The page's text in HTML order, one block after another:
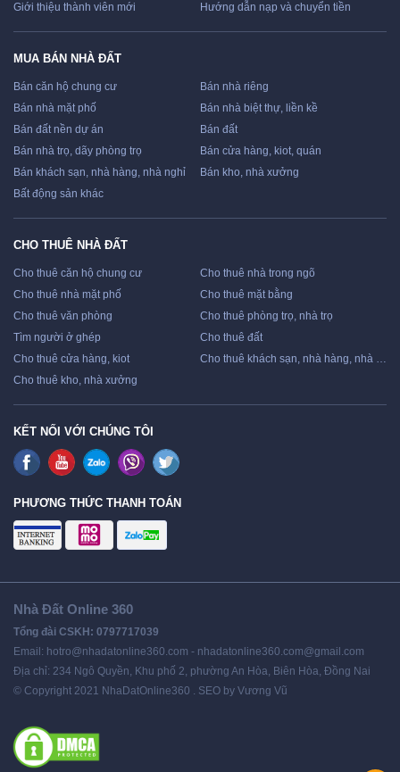
Giới thiệu thành viên mới
Hướng dẫn nạp và chuyển tiền
MUA BÁN NHÀ ĐẤT
Bán căn hộ chung cư
Bán nhà riêng
Bán nhà mặt phố
Bán nhà biệt thự, liền kề
Bán đất nền dự án
Bán đất
Bán nhà trọ, dãy phòng trọ
Bán cửa hàng, kiot, quán
Bán khách sạn, nhà hàng, nhà nghỉ
Bán kho, nhà xưởng
Bất động sản khác
CHO THUÊ NHÀ ĐẤT
Cho thuê căn hộ chung cư
Cho thuê nhà trong ngõ
Cho thuê nhà mặt phố
Cho thuê mặt bằng
Cho thuê văn phòng
Cho thuê phòng trọ, nhà trọ
Tìm người ở ghép
Cho thuê đất
Cho thuê cửa hàng, kiot
Cho thuê khách sạn, nhà hàng, nhà nghỉ
Cho thuê kho, nhà xưởng
KẾT NỐI VỚI CHÚNG TÔI
PHƯƠNG THỨC THANH TOÁN
Nhà Đất Online 360
Tổng đài CSKH: 0797717039
Email: hotro@nhadatonline360.com - nhadatonline360.com@gmail.com
Địa chỉ: 234 Ngô Quyền, Khu phố 2, phường An Hòa, Biên Hòa, Đồng Nai
© Copyright 2021 NhaDatOnline360 . SEO by Vương Vũ